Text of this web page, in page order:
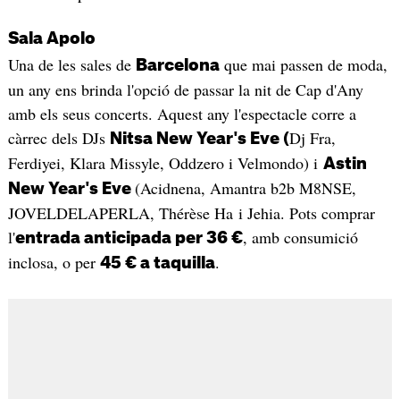
Sala Apolo
Una de les sales de Barcelonaque mai passen de moda,
un any ens brinda l'opció de passar la nit de Cap d'Any
amb els seus concerts. Aquest any l'espectacle corre a
càrrec dels DJs Nitsa New Year's Eve (Dj Fra,
Ferdiyei, Klara Missyle, Oddzero i Velmondo) i Astin
New Year's Eve (Acidnena, Amantra b2b M8NSE,
JOVELDELAPERLA, Thérèse Ha i Jehia. Pots comprar
l'entrada anticipada per 36 €, amb consumició
inclosa, o per 45 € a taquilla.